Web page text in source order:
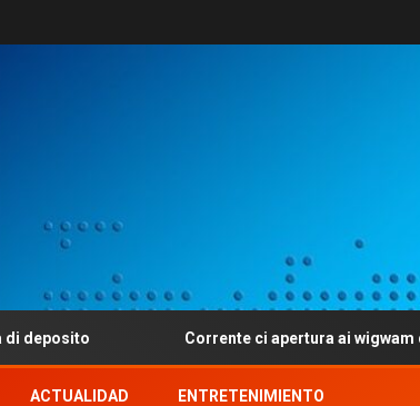
Corrente ci apertura ai wigwam di roulette
ACTUALIDAD ENTRETENIMIENTO